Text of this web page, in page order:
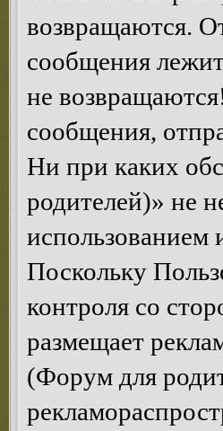
возвращаются.
сообщения
не
сообщения,
Ни при каких
родителей)» не
использованием
Поскольку
контроля со
размещает
(Форум для